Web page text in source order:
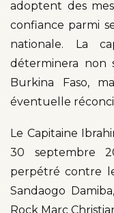
adoptent des
confiance parmi
nationale. La
déterminera non
Burkina Faso,
éventuelle
Le Capitaine
30 septembre
perpétré contre
Sandaogo
Rock Marc